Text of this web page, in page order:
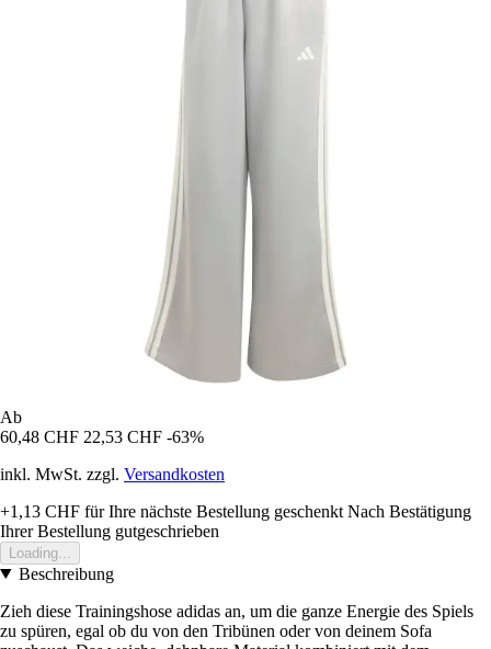
Ab
60,48 CHF 22,53 CHF -63%
inkl. MwSt. zzgl. Versandkosten
+1,13 CHF für Ihre nächste Bestellung geschenkt Nach Bestätigung
Ihrer Bestellung gutgeschrieben
Loading...
Beschreibung
Zieh diese Trainingshose adidas an, um die ganze Energie des Spiels
zu spüren, egal ob du von den Tribünen oder von deinem Sofa